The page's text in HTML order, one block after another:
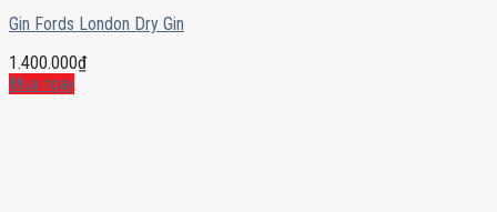
Gin Fords London Dry Gin
1.400.000₫
Mua ngay